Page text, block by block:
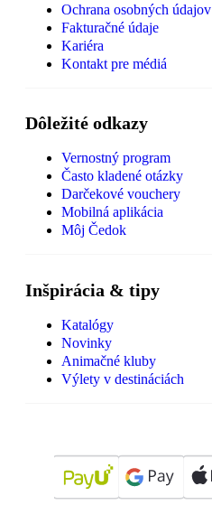
Ochrana osobných údajov
Fakturačné údaje
Kariéra
Kontakt pre médiá
Dôležité odkazy
Vernostný program
Často kladené otázky
Darčekové vouchery
Mobilná aplikácia
Môj Čedok
Inšpirácia & tipy
Katalógy
Novinky
Animačné kluby
Výlety v destináciách